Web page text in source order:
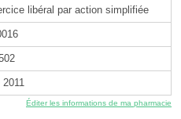
libéral par action simplifiée
2011
Éditer les informations de ma pharmacie